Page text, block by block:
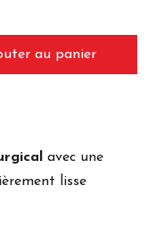
au panier
avec une
lisse